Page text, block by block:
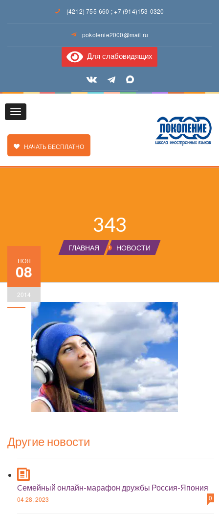
(4212) 755-660 ;+7 (914)153-0320
pokolenie2000@mail.ru
Для слабовидящих
Toggle
ЗАКАЗАТЬ ЗВОНОК
НАЧАТЬ БЕСПЛАТНО
343
ГЛАВНАЯ НОВОСТИ
НОЯ
08
2014
Другие новости
Cемейный онлайн-марафон дружбы Россия-Япония
04 28, 2023 0